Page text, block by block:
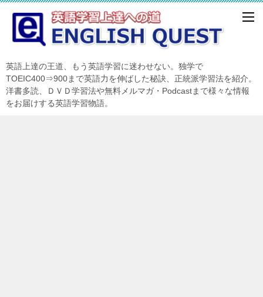
英語上達の王道、もう英語学習に迷わせない。独学で
TOEIC400⇒900まで英語力を伸ばした秘訣、正統派学習法を紹介。
洋書多読、ＤＶＤ学習法や無料メルマガ・Podcastまで様々な情報
をお届けする英語学習物語。